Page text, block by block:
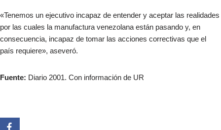
«Tenemos un ejecutivo incapaz de entender y aceptar las realidades
por las cuales la manufactura venezolana están pasando y, en
consecuencia, incapaz de tomar las acciones correctivas que el
país requiere», aseveró.
Fuente: Diario 2001. Con información de UR